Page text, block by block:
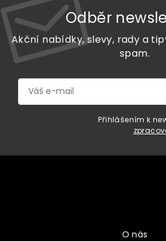
Odběr
Akční nabídky, slevy, rady a
spam.
Přihlášením k
Z
O nás